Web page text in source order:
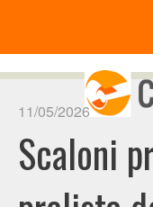
11/05/2026
Scaloni